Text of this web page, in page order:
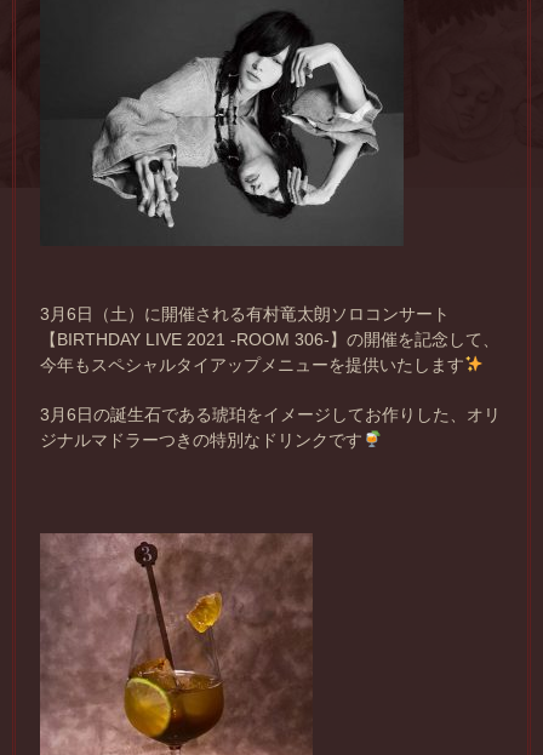
3月6日（土）に開催される有村竜太朗ソロコンサート
【BIRTHDAY LIVE 2021 -ROOM 306-】の開催を記念して、
今年もスペシャルタイアップメニューを提供いたします
3月6日の誕生石である琥珀をイメージしてお作りした、オリ
ジナルマドラーつきの特別なドリンクです